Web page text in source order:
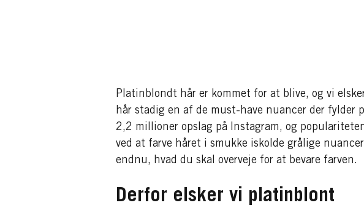
Platinblondt hår er kommet for at blive, og vi
hår stadig en af de must-have nuancer der fylder
2,2 millioner opslag på Instagram, og
ved at farve håret i smukke iskolde grålige
endnu, hvad du skal overveje for at bevare farven.
Derfor elsker vi platinblont